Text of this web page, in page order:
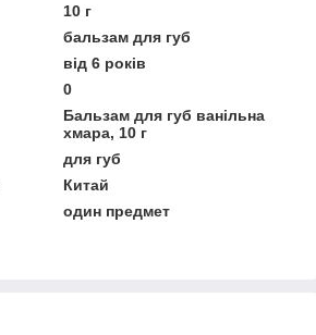
10 г
бальзам для губ
від 6 років
0
Бальзам для губ ванільна
хмара, 10 г
для губ
Китай
один предмет